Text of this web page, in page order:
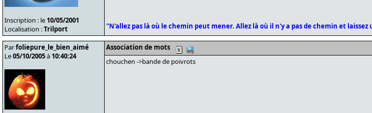
Inscription : le 10/05/2001
Localisation :Trilport "N'allez pas là où le chemin peut mener. Allez là où il n'y a pas de chemin et laissez
Parfoliepure_le_bien_aimé
Le05/10/2005à 10:40:24
Association de mots
chouchen ->bande de poivrots